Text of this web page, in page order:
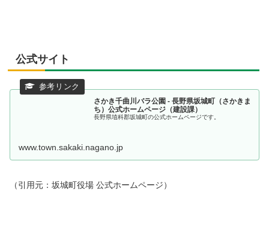
公式サイト
さかき千曲川バラ公園 - 長野県坂城町（さかきま
ち）公式ホームページ（建設課）
長野県埴科郡坂城町の公式ホームページです。
www.town.sakaki.nagano.jp
（引用元：坂城町役場 公式ホームページ）